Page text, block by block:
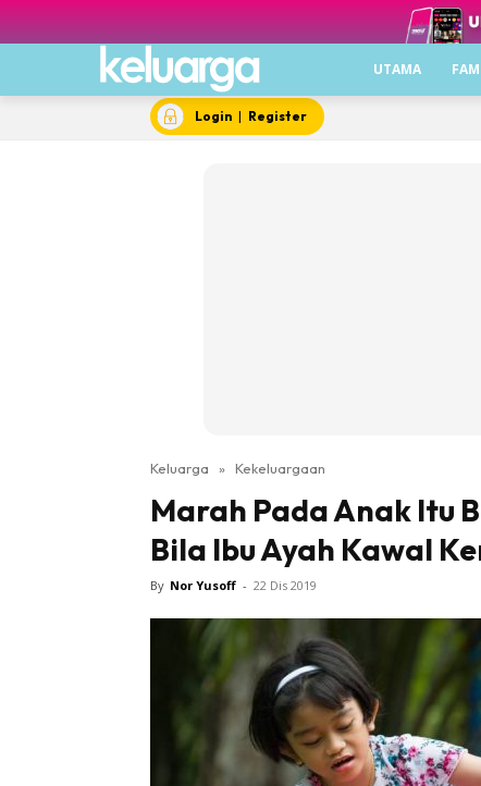
UTAMA
Login | Register
Keluarga » Kekeluargaan
Marah Pada Anak Itu
Bila Ibu Ayah Kawal
By Nor Yusoff - 22 Dis 2019